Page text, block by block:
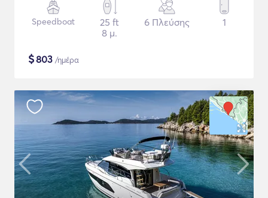
Speedboat
25 ft
8 μ.
6 Πλεύσης 1
$803 /ημέρα